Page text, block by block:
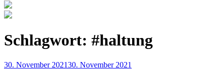
Schlagwort: #haltung
Veröffentlicht
30. November 202130. November 2021